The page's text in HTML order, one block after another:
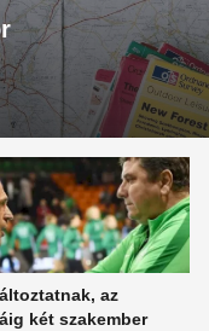
az
két szakember